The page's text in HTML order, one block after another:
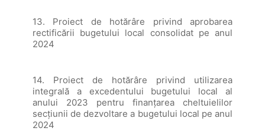
13. Proiect de hotărâre privind aprobarea
rectificării bugetului local consolidat pe anul
2024
14. Proiect de hotărâre privind utilizarea
integrală a excedentului bugetului local al
anului 2023 pentru finanțarea cheltuielilor
secțiunii de dezvoltare a bugetului local pe anul
2024